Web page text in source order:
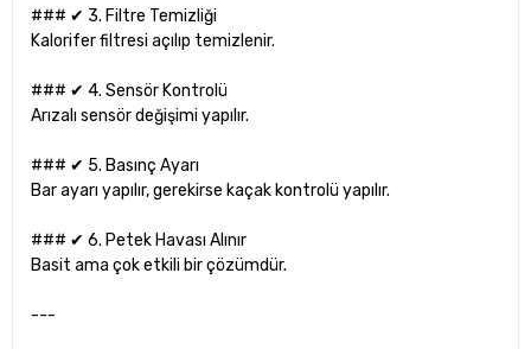
### ✔ 3. Filtre Temizliği
Kalorifer filtresi açılıp temizlenir.
### ✔ 4. Sensör Kontrolü
Arızalı sensör değişimi yapılır.
### ✔ 5. Basınç Ayarı
Bar ayarı yapılır, gerekirse kaçak kontrolü yapılır.
### ✔ 6. Petek Havası Alınır
Basit ama çok etkili bir çözümdür.
---